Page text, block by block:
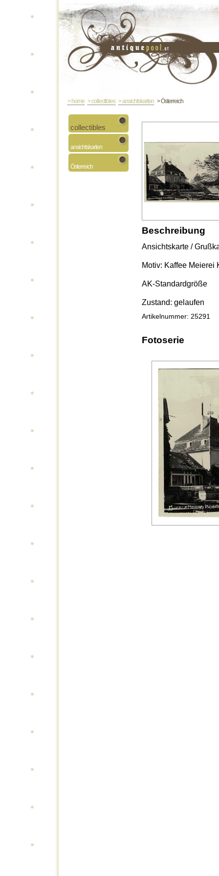
> home > collectibles > ansichtskarten > Österreich
collectibles
ansichtskarten
Österreich
Beschreibung
Ansichtskarte /
Motiv: Kaffee Meierei
AK-Standardgröße
Zustand: gelaufen
Artikelnummer: 25291
Fotoserie